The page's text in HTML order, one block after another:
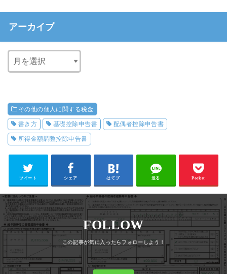
アーカイブ
その他の個人に関する税金
書き方 基礎控除申告書 配偶者控除申告書
所得金額調整控除申告書
ツイート シェア はてブ 送る Pocket
FOLLOW